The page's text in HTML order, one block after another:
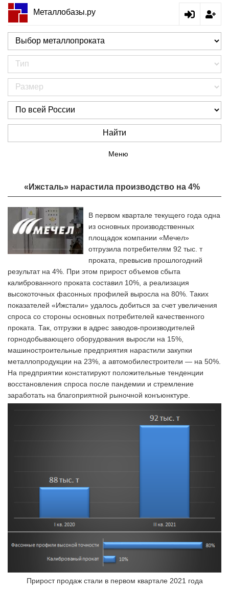
Металлобазы.ру
Найти
Меню
«Ижсталь» нарастила производство на 4%
В первом квартале текущего года одна
из основных производственных
площадок компании «Мечел»
отгрузила потребителям 92 тыс. т
проката, превысив прошлогодний
результат на 4%. При этом прирост объемов сбыта
калиброванного проката составил 10%, а реализация
высокоточных фасонных профилей выросла на 80%. Таких
показателей «Ижстали» удалось добиться за счет увеличения
спроса со стороны основных потребителей качественного
проката. Так, отгрузки в адрес заводов-производителей
горнодобывающего оборудования выросли на 15%,
машиностроительные предприятия нарастили закупки
металлопродукции на 23%, а автомобилестроители — на 50%.
На предприятии констатируют положительные тенденции
восстановления спроса после пандемии и стремление
заработать на благоприятной рыночной конъюнктуре.
Прирост продаж стали в первом квартале 2021 года